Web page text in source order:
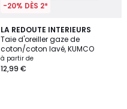
-20% DÈS 2*
LA REDOUTE INTERIEURS
Taie d'oreiller gaze de
coton/coton lavé, KUMCO
à partir de
12,99 €
3,5
/ 5
10
Couleurs